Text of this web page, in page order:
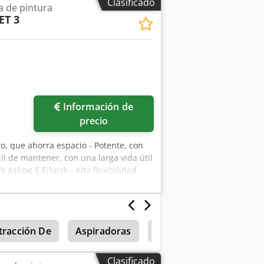
Pedir más fotos
de pintura
3
precio
que ahorra espacio - Potente, con
de mantener, con una larga vida útil
Asbpg E Ejbpsk - Alta flexibilidad -
técnicos: Potencia nominal del
aire: 6.800 m³/h Superficie del
mariposa Dimensiones (ancho / alto /
De Aspiradoras
Clasificado